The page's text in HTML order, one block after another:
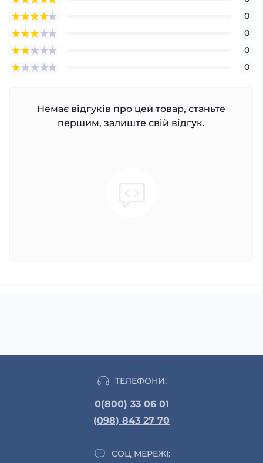
0
0
0
0
Немає відгуків про цей товар, станьте
першим, залиште свій відгук.
ТЕЛЕФОНИ:
0(800) 33 06 01
(098) 843 27 70
СОЦ МЕРЕЖІ: